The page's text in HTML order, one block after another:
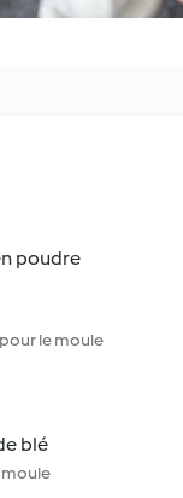
poudre
le moule
blé
moule